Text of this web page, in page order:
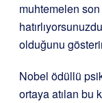
muhtemelen
olduğunu
Nobel ödüllü
ortaya atılan bu